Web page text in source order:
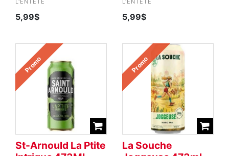
L'ENTETE
5,99$
L'ENTETE
5,99$
Promo
St-Arnould La Ptite
Promo
La Souche